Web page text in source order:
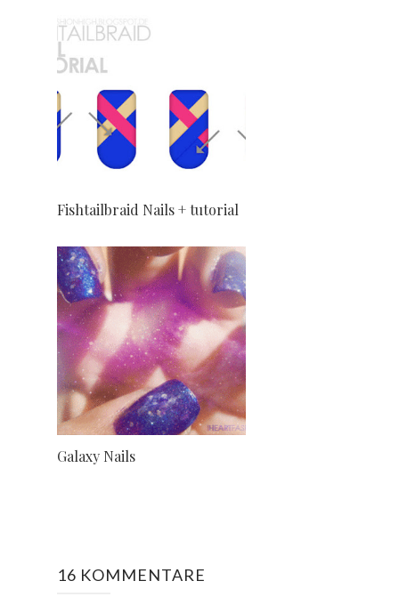
Fishtailbraid Nails + tutorial
Galaxy Nails
16 KOMMENTARE